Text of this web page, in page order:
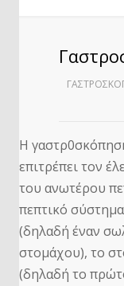
Η
επιτρέπει τον
του ανωτέρου
πεπτικό
(δηλαδή έναν
στομάχου), το
(δηλαδή το